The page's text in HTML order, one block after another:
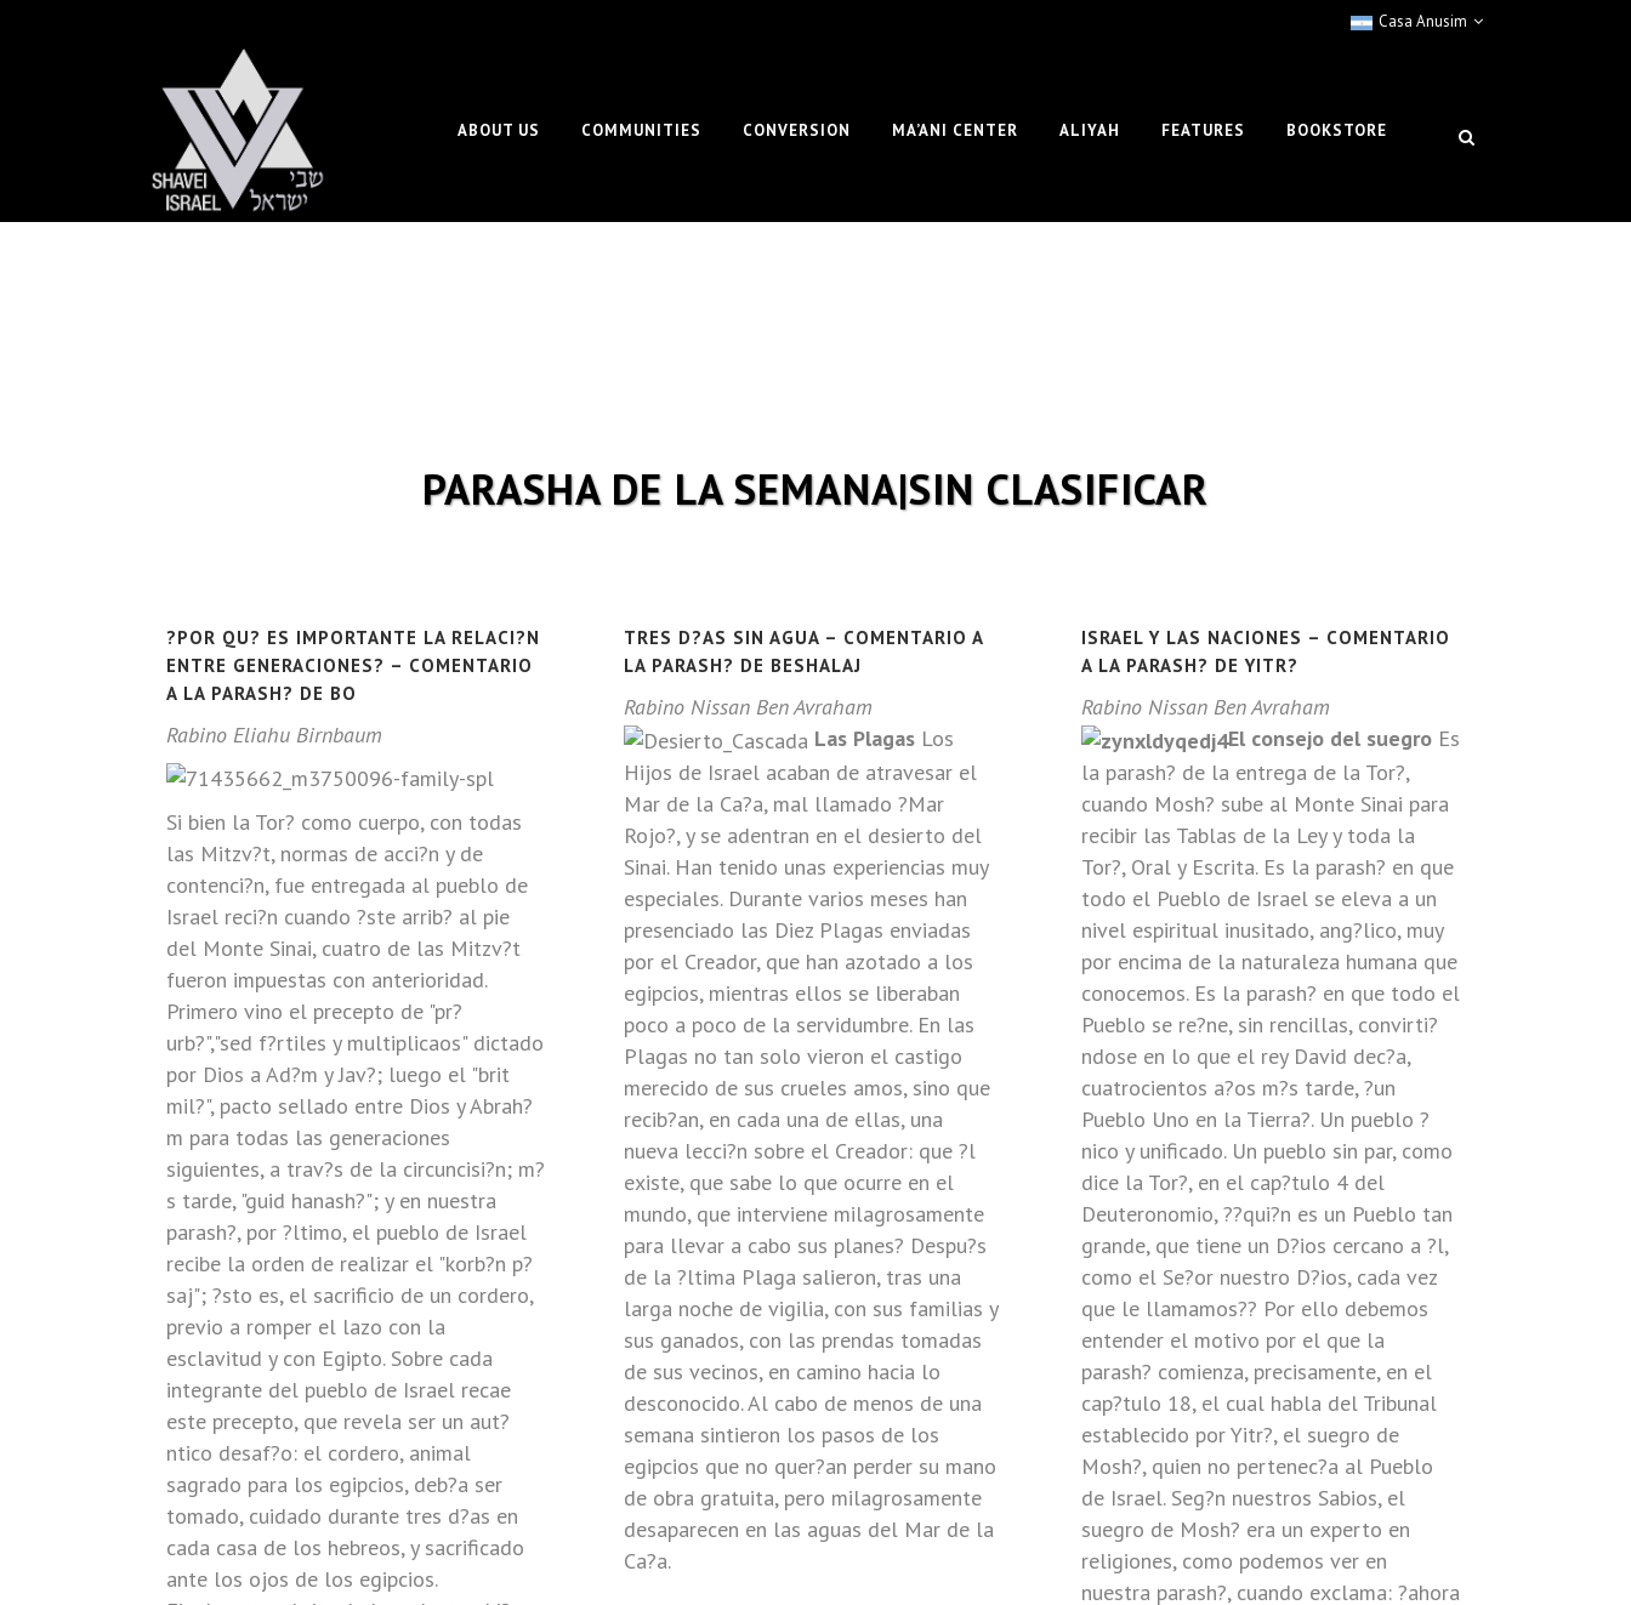
Casa Anusim
ABOUT US COMMUNITIES CONVERSION MA’ANI CENTER ALIYAH FEATURES BOOKSTORE
PARASHA DE LA SEMANA|SIN CLASIFICAR
?POR QU? ES IMPORTANTE LA RELACI?N
ENTRE GENERACIONES? – COMENTARIO
A LA PARASH? DE BO
Rabino Eliahu Birnbaum
Si bien la Tor? como cuerpo, con todas
las Mitzv?t, normas de acci?n y de
contenci?n, fue entregada al pueblo de
Israel reci?n cuando ?ste arrib? al pie
del Monte Sinai, cuatro de las Mitzv?t
fueron impuestas con anterioridad.
Primero vino el precepto de "pr?
urb?","sed f?rtiles y multiplicaos" dictado
por Dios a Ad?m y Jav?; luego el "brit
mil?", pacto sellado entre Dios y Abrah?
m para todas las generaciones
siguientes, a trav?s de la circuncisi?n; m?
s tarde, "guid hanash?"; y en nuestra
parash?, por ?ltimo, el pueblo de Israel
recibe la orden de realizar el "korb?n p?
saj"; ?sto es, el sacrificio de un cordero,
previo a romper el lazo con la
esclavitud y con Egipto. Sobre cada
integrante del pueblo de Israel recae
este precepto, que revela ser un aut?
ntico desaf?o: el cordero, animal
sagrado para los egipcios, deb?a ser
tomado, cuidado durante tres d?as en
cada casa de los hebreos, y sacrificado
ante los ojos de los egipcios.
TRES D?AS SIN AGUA – COMENTARIO A
LA PARASH? DE BESHALAJ
Rabino Nissan Ben Avraham
Las Plagas Los
Hijos de Israel acaban de atravesar el
Mar de la Ca?a, mal llamado ?Mar
Rojo?, y se adentran en el desierto del
Sinai. Han tenido unas experiencias muy
especiales. Durante varios meses han
presenciado las Diez Plagas enviadas
por el Creador, que han azotado a los
egipcios, mientras ellos se liberaban
poco a poco de la servidumbre. En las
Plagas no tan solo vieron el castigo
merecido de sus crueles amos, sino que
recib?an, en cada una de ellas, una
nueva lecci?n sobre el Creador: que ?l
existe, que sabe lo que ocurre en el
mundo, que interviene milagrosamente
para llevar a cabo sus planes? Despu?s
de la ?ltima Plaga salieron, tras una
larga noche de vigilia, con sus familias y
sus ganados, con las prendas tomadas
de sus vecinos, en camino hacia lo
desconocido. Al cabo de menos de una
semana sintieron los pasos de los
egipcios que no quer?an perder su mano
de obra gratuita, pero milagrosamente
desaparecen en las aguas del Mar de la
Ca?a.
ISRAEL Y LAS NACIONES – COMENTARIO
A LA PARASH? DE YITR?
Rabino Nissan Ben Avraham
El consejo del suegro Es
la parash? de la entrega de la Tor?,
cuando Mosh? sube al Monte Sinai para
recibir las Tablas de la Ley y toda la
Tor?, Oral y Escrita. Es la parash? en que
todo el Pueblo de Israel se eleva a un
nivel espiritual inusitado, ang?lico, muy
por encima de la naturaleza humana que
conocemos. Es la parash? en que todo el
Pueblo se re?ne, sin rencillas, convirti?
ndose en lo que el rey David dec?a,
cuatrocientos a?os m?s tarde, ?un
Pueblo Uno en la Tierra?. Un pueblo ?
nico y unificado. Un pueblo sin par, como
dice la Tor?, en el cap?tulo 4 del
Deuteronomio, ??qui?n es un Pueblo tan
grande, que tiene un D?ios cercano a ?l,
como el Se?or nuestro D?ios, cada vez
que le llamamos?? Por ello debemos
entender el motivo por el que la
parash? comienza, precisamente, en el
cap?tulo 18, el cual habla del Tribunal
establecido por Yitr?, el suegro de
Mosh?, quien no pertenec?a al Pueblo
de Israel. Seg?n nuestros Sabios, el
suegro de Mosh? era un experto en
religiones, como podemos ver en
nuestra parash?, cuando exclama: ?ahora